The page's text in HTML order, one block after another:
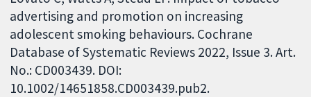
advertising and promotion on increasing
adolescent smoking behaviours. Cochrane
Database of Systematic Reviews 2022, Issue 3. Art.
No.: CD003439. DOI:
10.1002/14651858.CD003439.pub2.